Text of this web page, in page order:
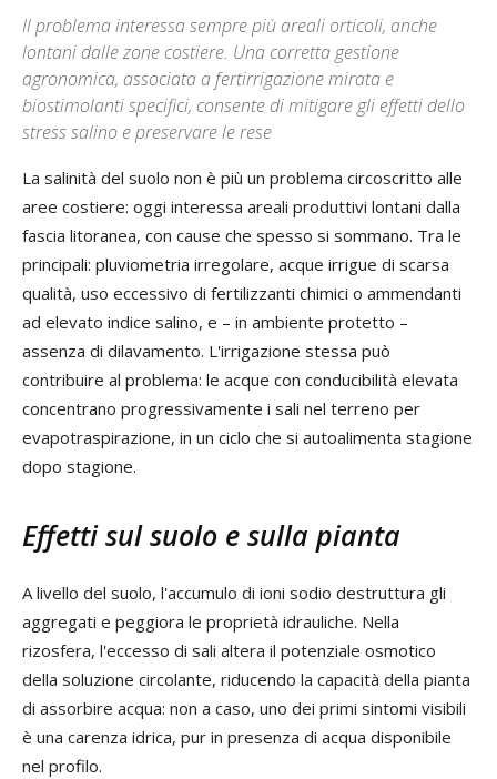
Il problema interessa sempre più areali orticoli, anche
lontani dalle zone costiere. Una corretta gestione
agronomica, associata a fertirrigazione mirata e
biostimolanti specifici, consente di mitigare gli effetti dello
stress salino e preservare le rese
La salinità del suolo non è più un problema circoscritto alle
aree costiere: oggi interessa areali produttivi lontani dalla
fascia litoranea, con cause che spesso si sommano. Tra le
principali: pluviometria irregolare, acque irrigue di scarsa
qualità, uso eccessivo di fertilizzanti chimici o ammendanti
ad elevato indice salino, e – in ambiente protetto –
assenza di dilavamento. L'irrigazione stessa può
contribuire al problema: le acque con conducibilità elevata
concentrano progressivamente i sali nel terreno per
evapotraspirazione, in un ciclo che si autoalimenta stagione
dopo stagione.
Effetti sul suolo e sulla pianta
A livello del suolo, l'accumulo di ioni sodio destruttura gli
aggregati e peggiora le proprietà idrauliche. Nella
rizosfera, l'eccesso di sali altera il potenziale osmotico
della soluzione circolante, riducendo la capacità della pianta
di assorbire acqua: non a caso, uno dei primi sintomi visibili
è una carenza idrica, pur in presenza di acqua disponibile
nel profilo.